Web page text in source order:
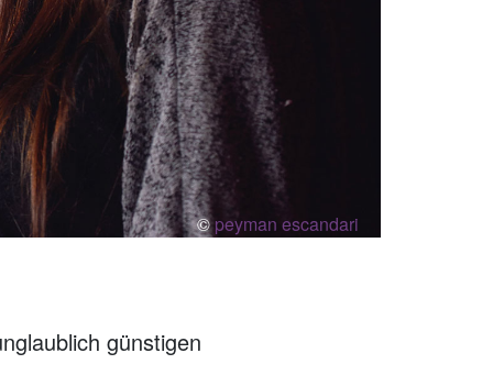
©peyman escandari
günstigen